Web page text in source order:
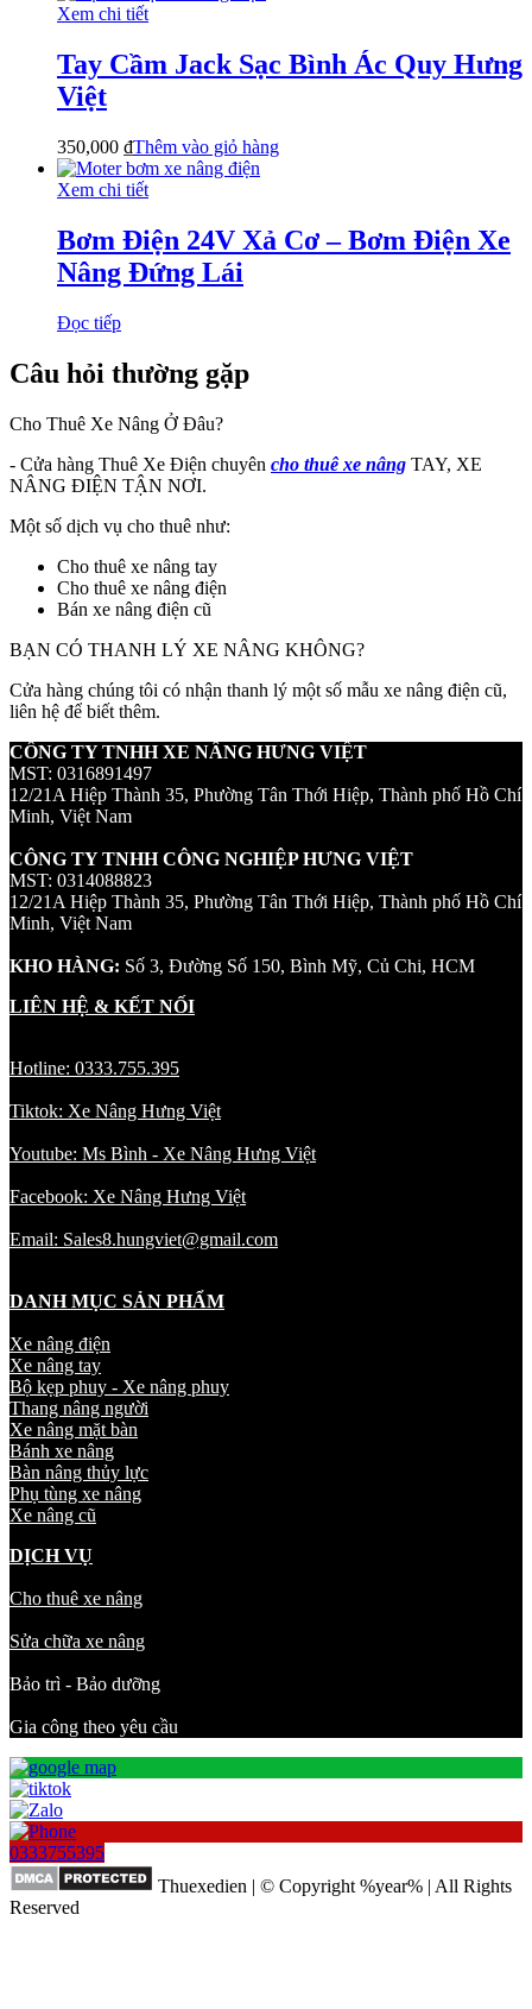
Xem chi tiết
Tay Cầm Jack Sạc Bình Ác Quy Hưng
Việt
350,000 ₫Thêm vào giỏ hàng
Xem chi tiết
Bơm Điện 24V Xả Cơ – Bơm Điện Xe
Nâng Đứng Lái
Đọc tiếp
Câu hỏi thường gặp
Cho Thuê Xe Nâng Ở Đâu?
- Cửa hàng Thuê Xe Điện chuyên cho thuê xe nâng TAY, XE
NÂNG ĐIỆN TẬN NƠI.
Một số dịch vụ cho thuê như:
Cho thuê xe nâng tay
Cho thuê xe nâng điện
Bán xe nâng điện cũ
BẠN CÓ THANH LÝ XE NÂNG KHÔNG?
Cửa hàng chúng tôi có nhận thanh lý một số mẫu xe nâng điện cũ,
liên hệ để biết thêm.
CÔNG TY TNHH XE NÂNG HƯNG VIỆT
MST: 0316891497
12/21A Hiệp Thành 35, Phường Tân Thới Hiệp, Thành phố Hồ Chí
Minh, Việt Nam
CÔNG TY TNHH CÔNG NGHIỆP HƯNG VIỆT
MST: 0314088823
12/21A Hiệp Thành 35, Phường Tân Thới Hiệp, Thành phố Hồ Chí
Minh, Việt Nam
KHO HÀNG: Số 3, Đường Số 150, Bình Mỹ, Củ Chi, HCM
LIÊN HỆ & KẾT NỐI
Hotline: 0333.755.395
Tiktok: Xe Nâng Hưng Việt
Youtube: Ms Bình - Xe Nâng Hưng Việt
Facebook: Xe Nâng Hưng Việt
Email: Sales8.hungviet@gmail.com
DANH MỤC SẢN PHẨM
Xe nâng điện
Xe nâng tay
Bộ kẹp phuy - Xe nâng phuy
Thang nâng người
Xe nâng mặt bàn
Bánh xe nâng
Bàn nâng thủy lực
Phụ tùng xe nâng
Xe nâng cũ
DỊCH VỤ
Cho thuê xe nâng
Sửa chữa xe nâng
Bảo trì - Bảo dưỡng
Gia công theo yêu cầu
0333755395
Thuexedien | © Copyright %year% | All Rights
Reserved